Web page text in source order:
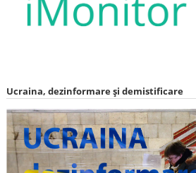
Ucraina, dezinformare și demistificare